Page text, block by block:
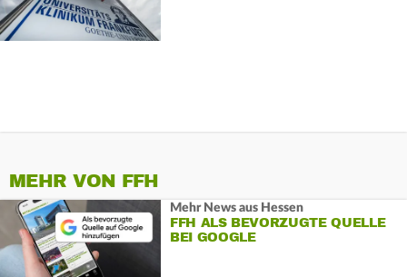
MEHR VON FFH
Mehr News aus Hessen
FFH ALS BEVORZUGTE QUELLE
BEI GOOGLE